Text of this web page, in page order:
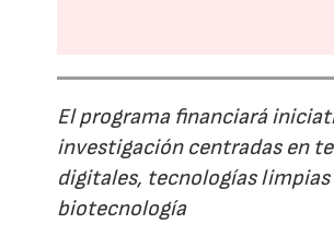
El programa financiará
investigación centradas en
digitales, tecnologías limpias
biotecnología